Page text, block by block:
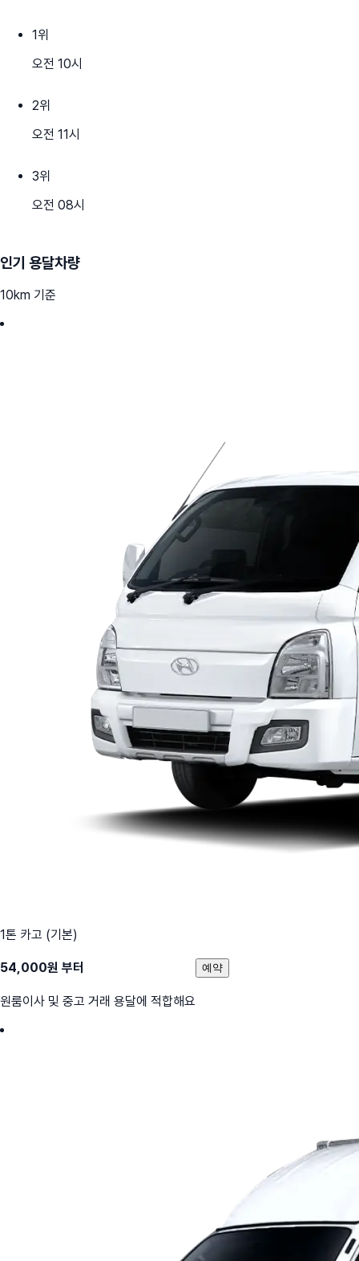
1위
오전 10시
2위
오전 11시
3위
오전 08시
인기 용달차량
10km 기준
1톤 카고 (기본)
54,000원 부터
원룸이사 및 중고 거래 용달에 적합해요
예약